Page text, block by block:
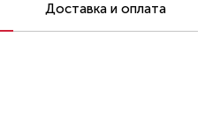
Доставка и оплата